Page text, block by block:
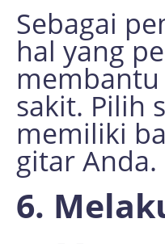
Sebagai
hal yang
sakit. Pilih
memiliki
gitar Anda.
6.